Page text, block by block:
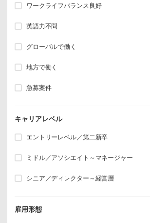
ワークライフバランス良好
英語力不問
グローバルで働く
地方で働く
急募案件
キャリアレベル
エントリーレベル／第二新卒
ミドル／アソシエイト～マネージャー
シニア／ディレクター～経営層
雇用形態